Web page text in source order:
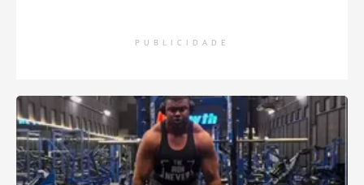
PUBLICIDADE